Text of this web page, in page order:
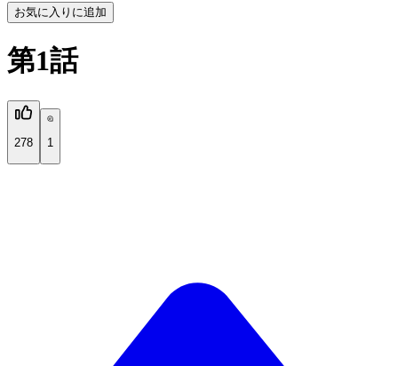
お気に入りに追加
第1話
278 1